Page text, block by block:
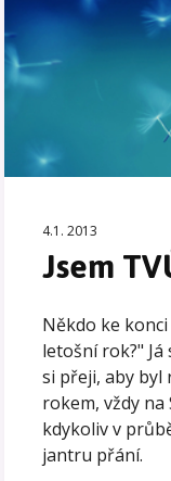
4.1. 2013
Jsem
Někdo ke
letošní rok?"
si přeji, aby byl
rokem, vždy
kdykoliv v
jantru přání.